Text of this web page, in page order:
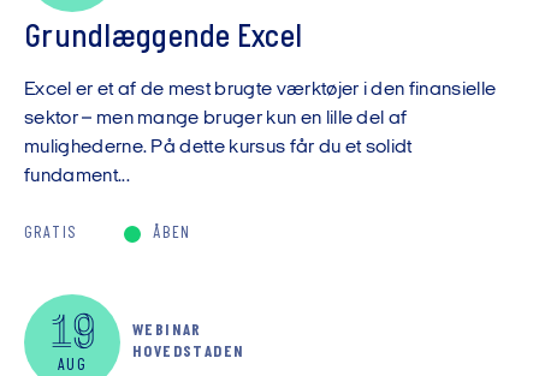
Grundlæggende Excel
Excel er et af de mest brugte værktøjer i den finansielle
sektor – men mange bruger kun en lille del af
mulighederne. På dette kursus får du et solidt
fundament...
GRATIS ÅBEN
19
AUG
WEBINAR
HOVEDSTADEN